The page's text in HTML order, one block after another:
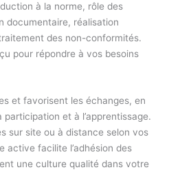
à la norme, rôle des
documentaire, réalisation
des non-conformités.
pour répondre à vos besoins
et favorisent les échanges, en
et à l’apprentissage.
sur site ou à distance selon vos
active facilite l’adhésion des
une culture qualité dans votre